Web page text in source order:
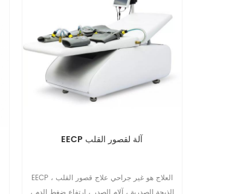
EECP آلة لقصور القلب
EECP العلاج هو غير جراحي علاج قصور القلب ،